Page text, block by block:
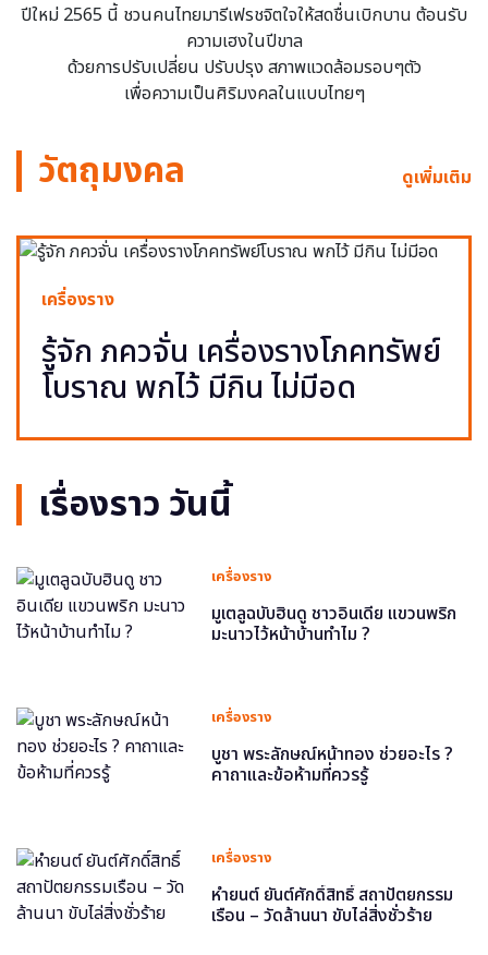
ปีใหม่ 2565 นี้ ชวนคนไทยมารีเฟรชจิตใจให้สดชื่นเบิกบาน ต้อนรับ
ความเฮงในปีขาล
ด้วยการปรับเปลี่ยน ปรับปรุง สภาพแวดล้อมรอบๆตัว
เพื่อความเป็นศิริมงคลในแบบไทยๆ
วัตถุมงคล ดูเพิ่มเติม
เครื่องราง
รู้จัก ภควจั่น เครื่องรางโภคทรัพย์
โบราณ พกไว้ มีกิน ไม่มีอด
เรื่องราว วันนี้
เครื่องราง
มูเตลูฉบับฮินดู ชาวอินเดีย แขวนพริก
มะนาวไว้หน้าบ้านทำไม ?
เครื่องราง
บูชา พระลักษณ์หน้าทอง ช่วยอะไร ?
คาถาและข้อห้ามที่ควรรู้
เครื่องราง
หำยนต์ ยันต์ศักดิ์สิทธิ์ สถาปัตยกรรม
เรือน – วัดล้านนา ขับไล่สิ่งชั่วร้าย